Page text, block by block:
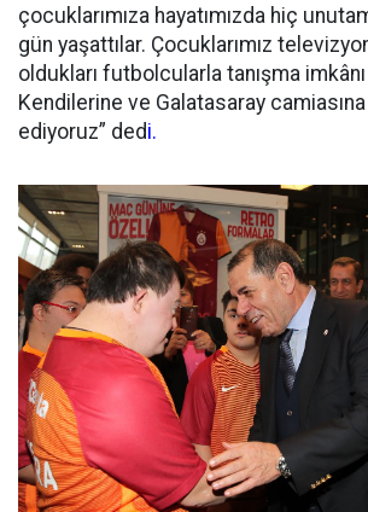
çocuklarımıza hayatımızda hiç
gün yaşattılar. Çocuklarımız
oldukları futbolcularla tanışma
Kendilerine ve Galatasaray
ediyoruz” dedi.